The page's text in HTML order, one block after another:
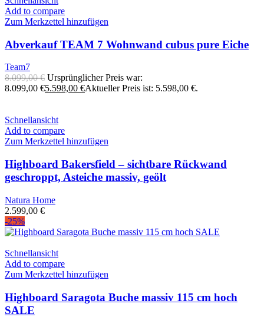
Add to compare
Zum Merkzettel hinzufügen
Abverkauf TEAM 7 Wohnwand cubus pure Eiche
Team7
8.099,00€ Ursprünglicher Preis war:
8.099,00 €5.598,00 €Aktueller Preis ist: 5.598,00 €.
Schnellansicht
Add to compare
Zum Merkzettel hinzufügen
Highboard Bakersfield – sichtbare Rückwand
geschroppt, Asteiche massiv, geölt
Natura Home
2.599,00 €
-25%
Schnellansicht
Add to compare
Zum Merkzettel hinzufügen
Highboard Saragota Buche massiv 115 cm hoch
SALE